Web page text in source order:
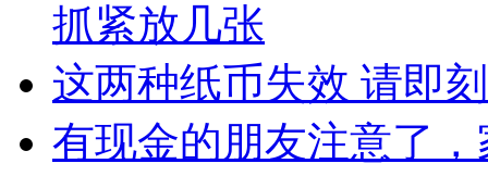
抓紧放几张
这两种纸币失效 请即
有现金的朋友注意了